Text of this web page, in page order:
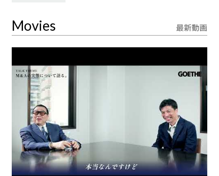
Movies 最新動画